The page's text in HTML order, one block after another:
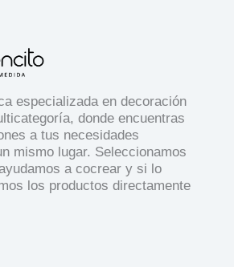
especializada en decoración
donde encuentras
a tus necesidades
mismo lugar. Seleccionamos
a cocrear y si lo
los productos directamente